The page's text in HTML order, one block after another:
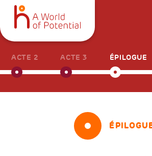
ACTE 2 ACTE 3 ÉPILOGUE